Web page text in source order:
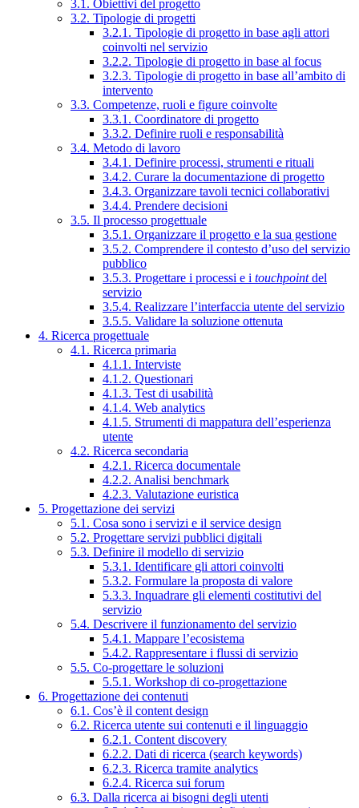
3.1. Obiettivi del progetto
3.2. Tipologie di progetti
3.2.1. Tipologie di progetto in base agli attori
coinvolti nel servizio
3.2.2. Tipologie di progetto in base al focus
3.2.3. Tipologie di progetto in base all’ambito di
intervento
3.3. Competenze, ruoli e figure coinvolte
3.3.1. Coordinatore di progetto
3.3.2. Definire ruoli e responsabilità
3.4. Metodo di lavoro
3.4.1. Definire processi, strumenti e rituali
3.4.2. Curare la documentazione di progetto
3.4.3. Organizzare tavoli tecnici collaborativi
3.4.4. Prendere decisioni
3.5. Il processo progettuale
3.5.1. Organizzare il progetto e la sua gestione
3.5.2. Comprendere il contesto d’uso del servizio
pubblico
3.5.3. Progettare i processi e i touchpointdel
servizio
3.5.4. Realizzare l’interfaccia utente del servizio
3.5.5. Validare la soluzione ottenuta
4. Ricerca progettuale
4.1. Ricerca primaria
4.1.1. Interviste
4.1.2. Questionari
4.1.3. Test di usabilità
4.1.4. Web analytics
4.1.5. Strumenti di mappatura dell’esperienza
utente
4.2. Ricerca secondaria
4.2.1. Ricerca documentale
4.2.2. Analisi benchmark
4.2.3. Valutazione euristica
5. Progettazione dei servizi
5.1. Cosa sono i servizi e il service design
5.2. Progettare servizi pubblici digitali
5.3. Definire il modello di servizio
5.3.1. Identificare gli attori coinvolti
5.3.2. Formulare la proposta di valore
5.3.3. Inquadrare gli elementi costitutivi del
servizio
5.4. Descrivere il funzionamento del servizio
5.4.1. Mappare l’ecosistema
5.4.2. Rappresentare i flussi di servizio
5.5. Co-progettare le soluzioni
5.5.1. Workshop di co-progettazione
6. Progettazione dei contenuti
6.1. Cos’è il content design
6.2. Ricerca utente sui contenuti e il linguaggio
6.2.1. Content discovery
6.2.2. Dati di ricerca (search keywords)
6.2.3. Ricerca tramite analytics
6.2.4. Ricerca sui forum
6.3. Dalla ricerca ai bisogni degli utenti